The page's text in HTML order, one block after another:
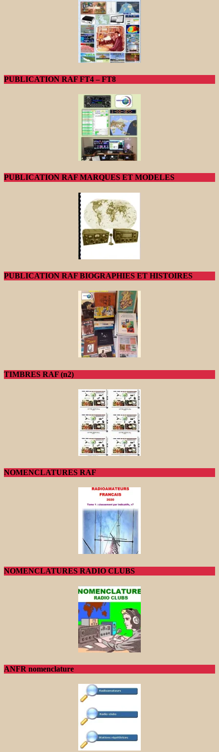
PUBLICATION RAF FT4 – FT8
PUBLICATION RAF MARQUES ET MODELES
PUBLICATION RAF BIOGRAPHIES ET HISTOIRES
TIMBRES RAF (n2)
NOMENCLATURES RAF
NOMENCLATURES RADIO CLUBS
ANFR nomenclature